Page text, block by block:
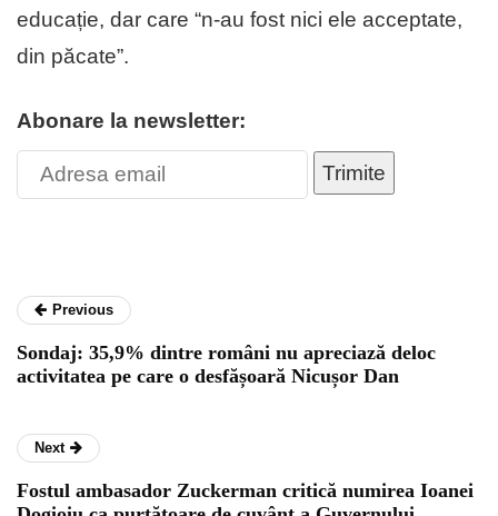
educație, dar care “n-au fost nici ele acceptate,
din păcate”.
Abonare la newsletter:
Trimite
Previous
Sondaj: 35,9% dintre români nu apreciază deloc
activitatea pe care o desfășoară Nicușor Dan
Next
Fostul ambasador Zuckerman critică numirea Ioanei